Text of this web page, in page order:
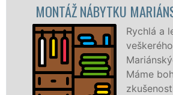
NÁBYTKU MARIÁNSKÉ
Rychlá a levná
veškerého nábytku v
Mariánských
Máme bohaté
zkušenosti s montáží